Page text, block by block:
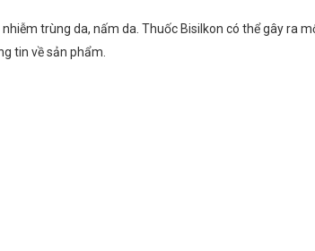
trùng da, nấm da. Thuốc Bisilkon có thể gây ra
tin về sản phẩm.